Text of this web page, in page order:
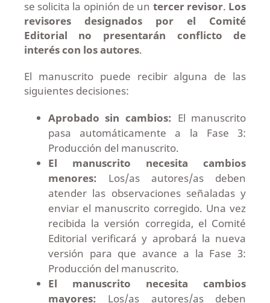
se solicita la opinión de un tercer revisor. Los
revisores designados por el Comité
Editorial no presentarán conflicto de
interés con los autores.
El manuscrito puede recibir alguna de las
siguientes decisiones:
Aprobado sin cambios: El manuscrito
pasa automáticamente a la Fase 3:
Producción del manuscrito.
El manuscrito necesita cambios
menores: Los/as autores/as deben
atender las observaciones señaladas y
enviar el manuscrito corregido. Una vez
recibida la versión corregida, el Comité
Editorial verificará y aprobará la nueva
versión para que avance a la Fase 3:
Producción del manuscrito.
El manuscrito necesita cambios
mayores: Los/as autores/as deben